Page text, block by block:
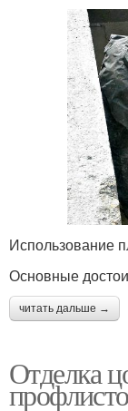
Использование
Основные
читать дальше →
Отделка